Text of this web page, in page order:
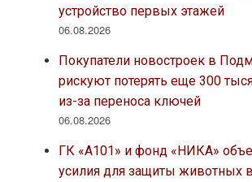
устройство первых этажей
06.08.2026
Покупатели новостроек в
рискуют потерять еще 300
из-за переноса ключей
06.08.2026
ГК «А101» и фонд «НИКА»
усилия для защиты животных